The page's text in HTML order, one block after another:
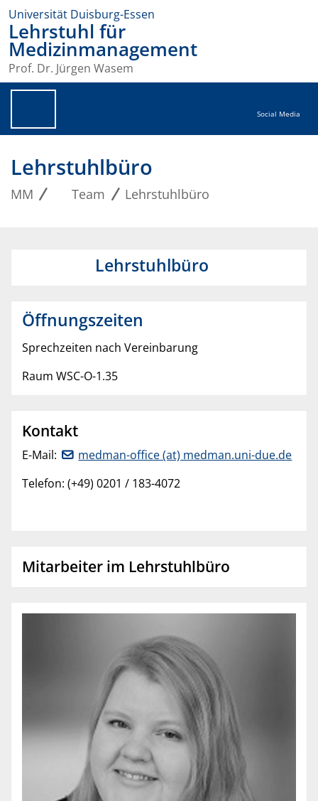
Universität Duisburg-Essen
Lehrstuhl für
Medizinmanagement
Prof. Dr. Jürgen Wasem
Social Media
Lehrstuhlbüro
MM Team Lehrstuhlbüro
Lehrstuhlbüro
Öffnungszeiten
Sprechzeiten nach Vereinbarung
Raum WSC-O-1.35
Kontakt
E-Mail:
medman-office (at) medman.uni-due.de
Telefon: (+49) 0201 / 183-4072
Mitarbeiter im Lehrstuhlbüro